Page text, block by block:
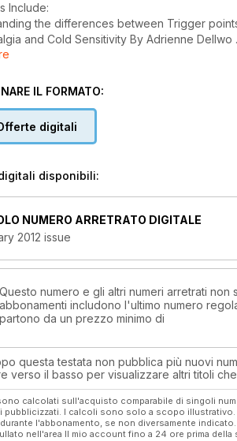
Include:
the differences between Trigger
and Cold Sensitivity By Adrienne Dellwo
Medication- Amitriptyline By Dr Colin Dell
"My Family Doesn't Understand" By
appeals system 'on brink of collapse'
By Marcus Webb
Research
IL FORMATO:
digitali
disponibili:
NUMERO ARRETRATO DIGITALE
2012 issue
Questo numero e gli altri numeri arretrati non
abbonamenti includono l'ultimo numero
partono da un prezzo minimo di
questa testata non pubblica più nuovi
verso il basso per visualizzare altri titoli
calcolati sull'acquisto comparabile di singoli
pubblicizzati. I calcoli sono solo a scopo
l'abbonamento, se non diversamente
nell'area Il mio account fino a 24 ore prima